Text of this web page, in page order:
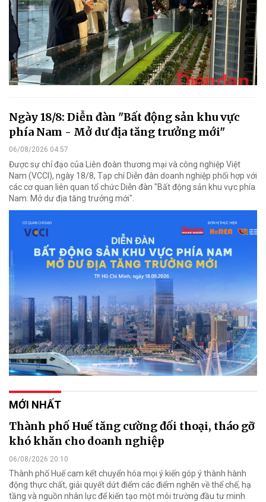
Ngày 18/8: Diễn đàn "Bất động sản khu vực
phía Nam - Mở dư địa tăng trưởng mới"
06/08/2026 04:57
Được sự chỉ đạo của Liên đoàn thương mại và công nghiệp Việt
Nam (VCCI), ngày 18/8, Tạp chí Diễn đàn doanh nghiệp phối hợp với
các cơ quan liên quan tổ chức Diễn đàn "Bất động sản khu vực phía
Nam: Mở dư địa tăng trưởng mới".
MỚI NHẤT
Thành phố Huế tăng cường đối thoại, tháo gỡ
khó khăn cho doanh nghiệp
06/08/2026 20:10
Thành phố Huế cam kết chuyển hóa mọi ý kiến góp ý thành hành
động thực chất, giải quyết dứt điểm các điểm nghẽn về thể chế, hạ
tầng và nguồn nhân lực để kiến tạo một môi trường đầu tư minh